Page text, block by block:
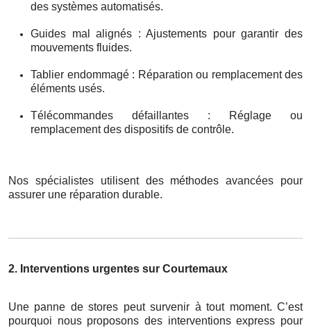
des systèmes automatisés.
Guides mal alignés : Ajustements pour garantir des
mouvements fluides.
Tablier endommagé : Réparation ou remplacement des
éléments usés.
Télécommandes défaillantes : Réglage ou
remplacement des dispositifs de contrôle.
Nos spécialistes utilisent des méthodes avancées pour
assurer une réparation durable.
2. Interventions urgentes sur Courtemaux
Une panne de stores peut survenir à tout moment. C’est
pourquoi nous proposons des interventions express pour